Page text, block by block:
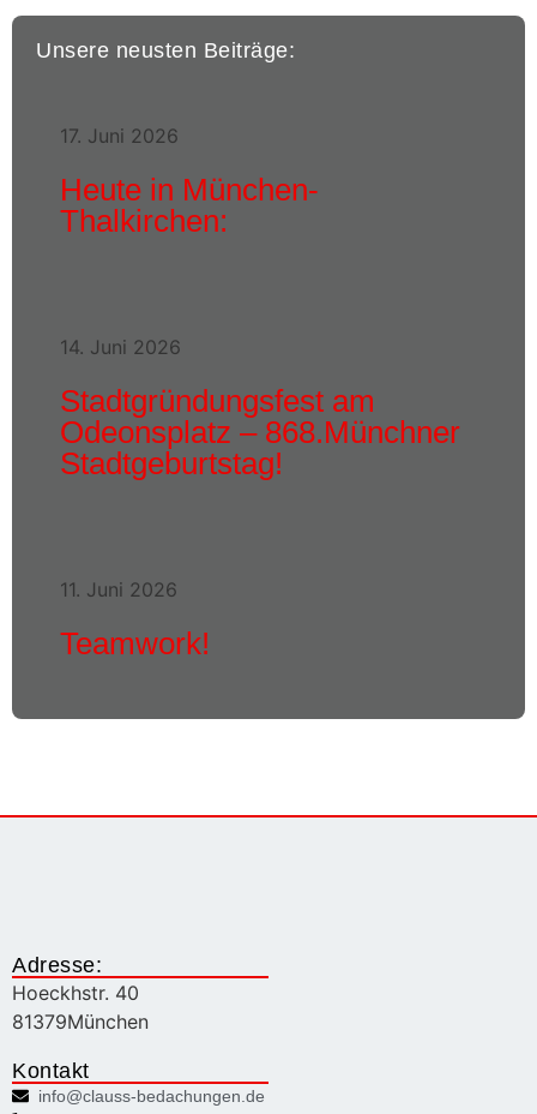
Unsere neusten Beiträge:
17. Juni 2026
Heute in München-
Thalkirchen:
14. Juni 2026
Stadtgründungsfest am
Odeonsplatz – 868.Münchner
Stadtgeburtstag!
11. Juni 2026
Teamwork!
Adresse:
Hoeckhstr. 40
81379München
Kontakt
info@clauss-bedachungen.de